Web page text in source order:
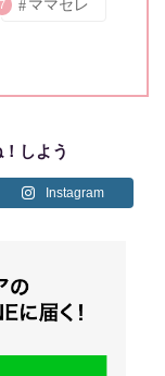
7 ママセレ
しよう
Instagram